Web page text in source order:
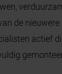
de
actief